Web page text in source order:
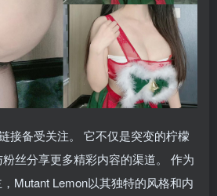
备受关注。 它不仅是突变的柠檬
丝分享更多精彩内容的渠道。 作为
Mutant Lemon以其独特的风格和内